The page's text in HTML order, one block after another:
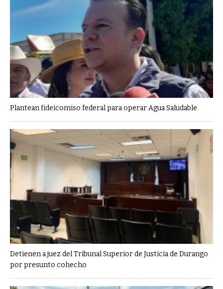
Plantean fideicomiso federal para operar Agua Saludable
Detienen a juez del Tribunal Superior de Justicia de Durango
por presunto cohecho